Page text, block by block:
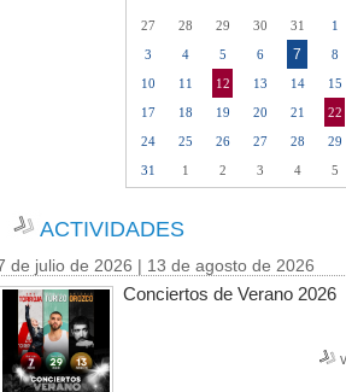
27 28 29 30 31 1
3
4 5 6 7 8
10
11 12 13 14 15
17
18 19 20 21 22
24
25 26 27 28 29
31
1 2 3 4 5
ACTIVIDADES
de julio de 2026 | 13 de agosto de 2026
Conciertos de Verano 2026